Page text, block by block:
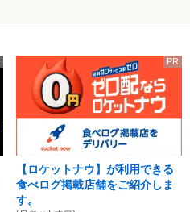
PR
【ロケットナウ】が利用できる
食べログ掲載店舗をご紹介しま
す。